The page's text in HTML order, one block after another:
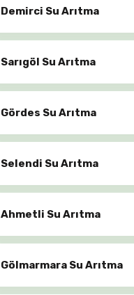
Demirci Su Arıtma
Sarıgöl Su Arıtma
Gördes Su Arıtma
Selendi Su Arıtma
Ahmetli Su Arıtma
Gölmarmara Su Arıtma